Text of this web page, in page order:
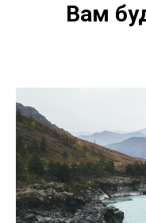
Вам